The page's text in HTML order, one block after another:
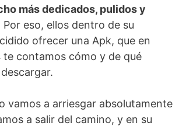
más dedicados, pulidos y
Por eso, ellos dentro de su
ofrecer una Apk, que en
te contamos cómo y de qué
vamos a arriesgar absolutamente
a salir del camino, y en su